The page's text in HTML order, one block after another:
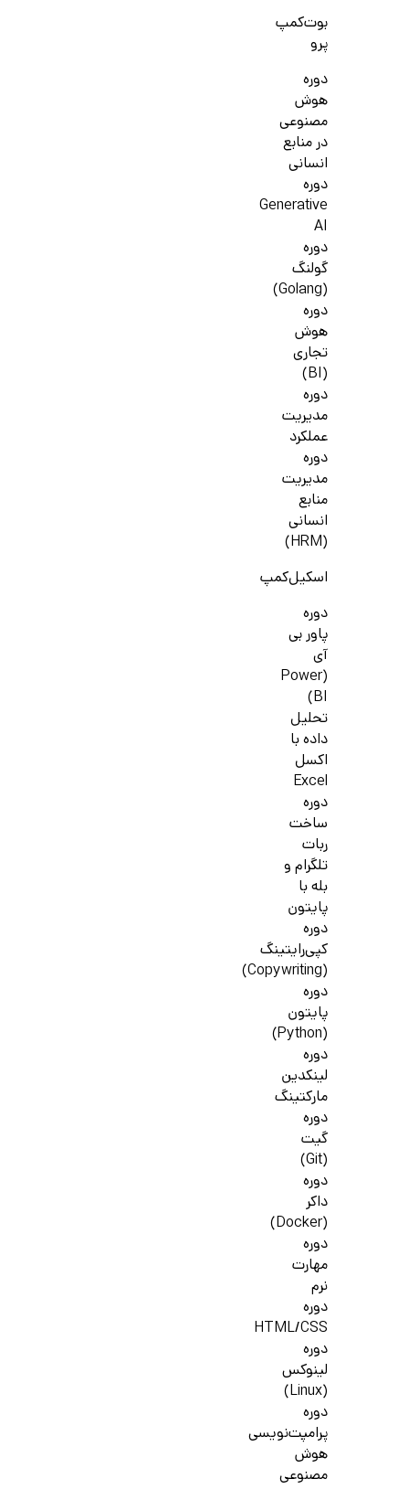
بوت‌کمپ
پرو
دوره
هوش
مصنوعی
در منابع
انسانی
دوره
Generative
AI
دوره
گولنگ
(Golang)
دوره
هوش
تجاری
(BI)
دوره
مدیریت
عملکرد
دوره
مدیریت
منابع
انسانی
(HRM)
اسکیل‌کمپ
دوره
پاور بی
آی
(Power
BI)
تحلیل
داده با
اکسل
Excel
دوره
ساخت
ربات
تلگرام و
بله با
پایتون
دوره
کپی‌رایتینگ
(Copywriting)
دوره
پایتون
(Python)
دوره
لینکدین
مارکتینگ
دوره
گیت
(Git)
دوره
داکر
(Docker)
دوره
مهارت
نرم
دوره
HTML/CSS
دوره
لینوکس
(Linux)
دوره
پرامپت‌نویسی
هوش
مصنوعی